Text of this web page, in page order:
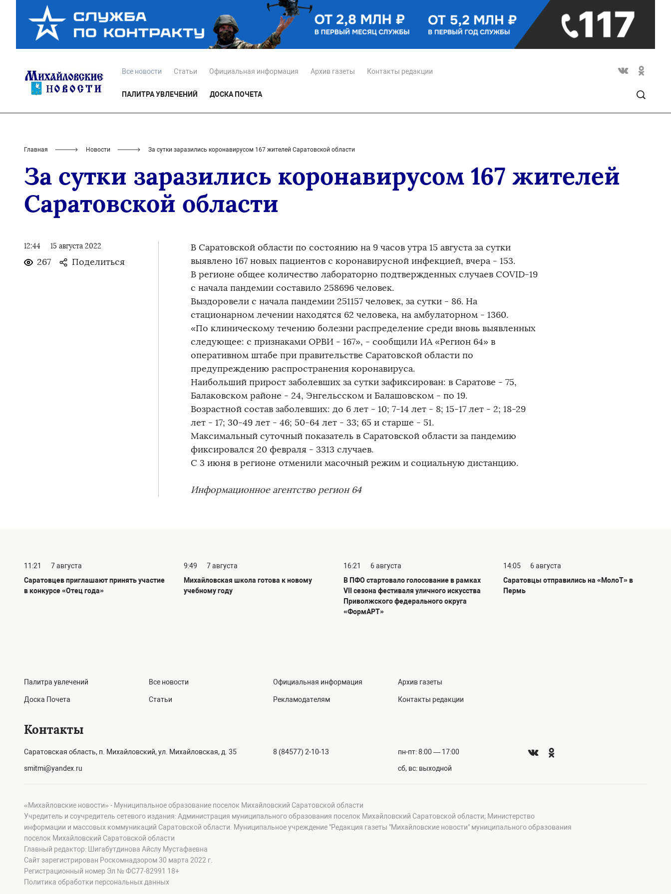
Все новости Статьи Официальная информация Архив газеты Контакты редакции
ПАЛИТРА УВЛЕЧЕНИЙ ДОСКА ПОЧЕТА
Главная Новости За сутки заразились коронавирусом 167 жителей Саратовской области
За сутки заразились коронавирусом 167 жителей
Саратовской области
12:44 15 августа 2022
267 Поделиться
В Саратовской области по состоянию на 9 часов утра 15 августа за сутки
выявлено 167 новых пациентов с коронавирусной инфекцией, вчера - 153.
В регионе общее количество лабораторно подтвержденных случаев COVID-19
с начала пандемии составило 258696 человек.
Выздоровели с начала пандемии 251157 человек, за сутки - 86. На
стационарном лечении находятся 62 человека, на амбулаторном - 1360.
«По клиническому течению болезни распределение среди вновь выявленных
следующее: с признаками ОРВИ - 167», - сообщили ИА «Регион 64» в
оперативном штабе при правительстве Саратовской области по
предупреждению распространения коронавируса.
Наибольший прирост заболевших за сутки зафиксирован: в Саратове - 75,
Балаковском районе - 24, Энгельсском и Балашовском - по 19.
Возрастной состав заболевших: до 6 лет - 10; 7-14 лет - 8; 15-17 лет - 2; 18-29
лет - 17; 30-49 лет - 46; 50-64 лет - 33; 65 и старше - 51.
Максимальный суточный показатель в Саратовской области за пандемию
фиксировался 20 февраля - 3313 случаев.
С 3 июня в регионе отменили масочный режим и социальную дистанцию.
Информационное агентство регион 64
11:21
7 августа
Саратовцев приглашают принять участие
в конкурсе «Отец года»
9:49
7 августа
Михайловская школа готова к новому
учебному году
16:21
6 августа
В ПФО стартовало голосование в рамках
VII сезона фестиваля уличного искусства
Приволжского федерального округа
«ФормАРТ»
14:05
6 августа
Саратовцы отправились на «МолоТ» в
Пермь
Палитра увлечений
Доска Почета
Все новости
Статьи
Официальная информация
Рекламодателям
Архив газеты
Контакты редакции
Контакты
Саратовская область, п. Михайловский, ул. Михайловская, д. 35
smitmi@yandex.ru
8 (84577) 2-10-13 пн-пт: 8:00 — 17:00
сб, вс: выходной
«Михайловские новости» - Муниципальное образование поселок Михайловский Саратовской области
Учредитель и соучредитель сетевого издания: Администрация муниципального образования поселок Михайловский Саратовской области; Министерство
информации и массовых коммуникаций Саратовской области. Муниципальное учреждение "Редакция газеты "Михайловские новости" муниципального образования
поселок Михайловский Саратовской области
Главный редактор: Шигабутдинова Айслу Мустафаевна
Сайт зарегистрирован Роскомнадзором 30 марта 2022 г.
Регистрационный номер Эл № ФС77-82991 18+
Политика обработки персональных данных